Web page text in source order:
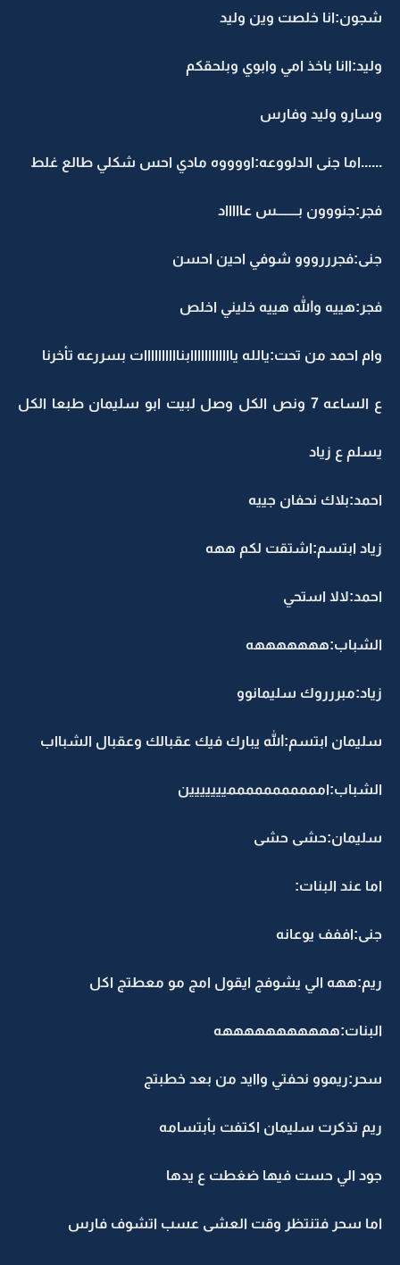
شجون:انا خلصت وين وليد
وليد:اانا باخذ امي وابوي وبلحقكم
وسارو وليد وفارس
......اما جنى الدلووعه:اووووه مادي احس شكلي طالع غلط
فجر:جنووون بــــــــس عاااااد
جنى:فجرررووو شوفي احين احسن
فجر:هييه والله هييه خليني اخلص
وام احمد من تحت:يالله ياااااااااااابناااااااااات بسررعه تأخرنا
ع الساعه 7 ونص الكل وصل لبيت ابو سليمان طبعا الكل
يسلم ع زياد
احمد:بلاك نحفان جييه
زياد ابتسم:اشتقت لكم ههه
احمد:لالا استحي
الشباب:هههههههه
زياد:مبررروك سليمانوو
سليمان ابتسم:الله يبارك فيك عقبالك وعقبال الشبااب
الشباب:امممممممممممييييييين
سليمان:حشى حشى
اما عند البنات:
جنى:اففف يوعانه
ريم:ههه الي يشوفج ايقول امج مو معطتج اكل
البنات:هههههههههههه
سحر:ريموو نحفتي واايد من بعد خطبتج
ريم تذكرت سليمان اكتفت بأبتسامه
جود الي حست فيها ضغطت ع يدها
اما سحر فتنتظر وقت العشى عسب اتشوف فارس